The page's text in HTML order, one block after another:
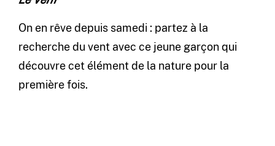
On en rêve depuis samedi : partez à la
recherche du vent avec ce jeune garçon qui
découvre cet élément de la nature pour la
première fois.